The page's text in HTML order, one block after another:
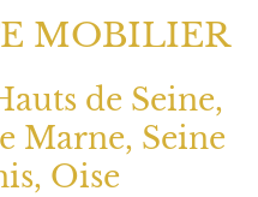
MOBILIER
de Seine,
Marne, Seine
Oise